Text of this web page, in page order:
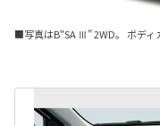
■写真はB“SA Ⅲ” 2WD。 ボディ